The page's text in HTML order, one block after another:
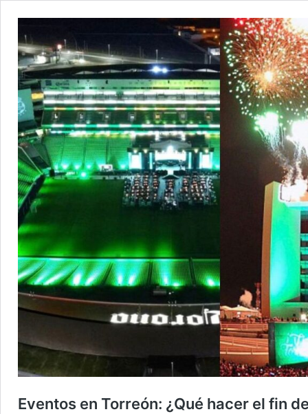
Eventos en Torreón: ¿Qué hacer el fin